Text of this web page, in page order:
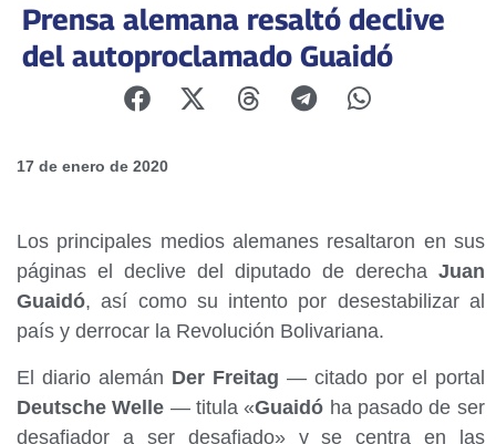
Prensa alemana resaltó declive
del autoproclamado Guaidó
17 de enero de 2020
Los principales medios alemanes resaltaron en sus
páginas el declive del diputado de derecha Juan
Guaidó, así como su intento por desestabilizar al
país y derrocar la Revolución Bolivariana.
El diario alemán Der Freitag — citado por el portal
Deutsche Welle — titula «Guaidó ha pasado de ser
desafiador a ser desafiado» y se centra en las